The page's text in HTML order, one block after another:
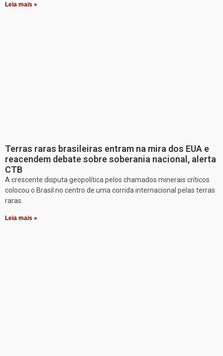
Leia mais »
Terras raras brasileiras entram na mira dos EUA e
reacendem debate sobre soberania nacional, alerta
CTB
A crescente disputa geopolítica pelos chamados minerais críticos
colocou o Brasil no centro de uma corrida internacional pelas terras
raras.
Leia mais »